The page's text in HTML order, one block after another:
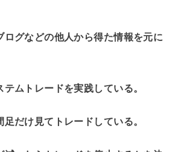
グなどの他人から得た情報を元に
ムトレードを実践している。
だけ見てトレードしている。